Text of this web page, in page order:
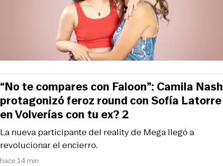
hace 14 min
La nueva participante del reality de Mega llegó a
revolucionar el encierro.
“No te compares con Faloon”: Camila Nash
protagonizó feroz round con Sofía Latorre
en Volverías con tu ex? 2